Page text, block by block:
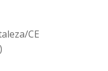
CE
)